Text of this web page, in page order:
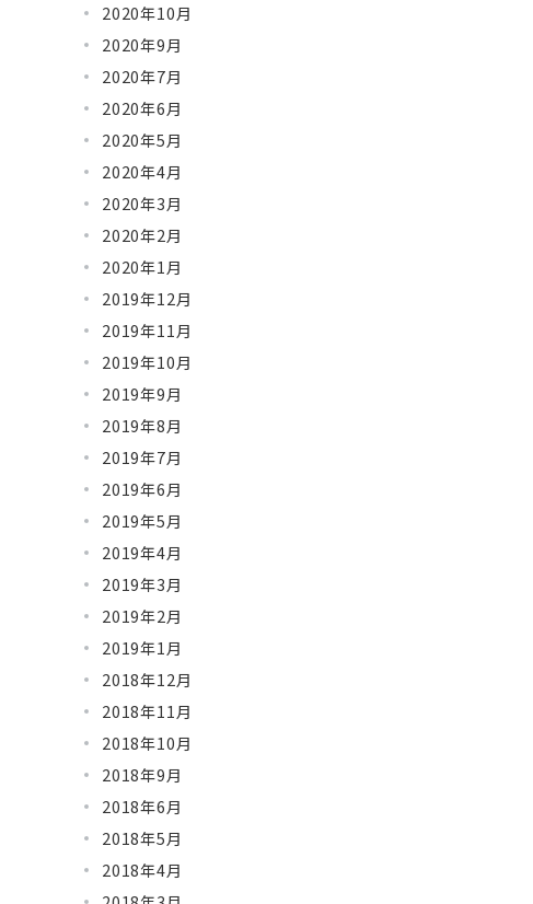
2020年10月
2020年9月
2020年7月
2020年6月
2020年5月
2020年4月
2020年3月
2020年2月
2020年1月
2019年12月
2019年11月
2019年10月
2019年9月
2019年8月
2019年7月
2019年6月
2019年5月
2019年4月
2019年3月
2019年2月
2019年1月
2018年12月
2018年11月
2018年10月
2018年9月
2018年6月
2018年5月
2018年4月